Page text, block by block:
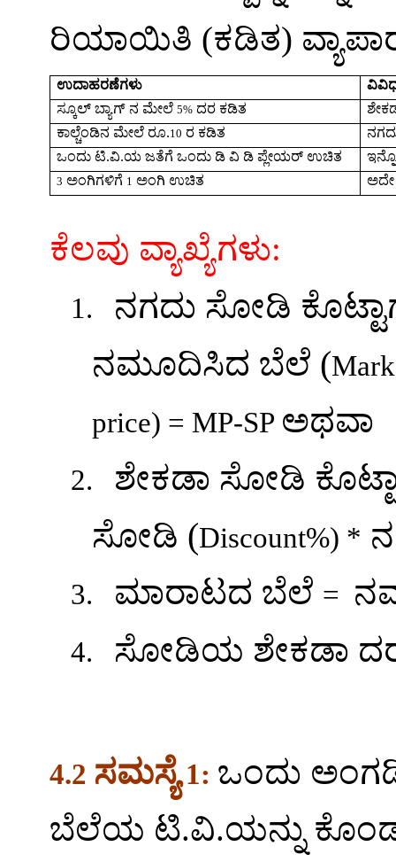
ರಿಯಾಯಿತಿ (ಕಡಿತ)
ಉದಾಹರಣೆಗಳು
ವಿವಿಧ
ಸ್ಕೂಲ್ ಬ್ಯಾಗ್ ನ ಮೇಲೆ5% ದರ ಕಡಿತ
ಕಾಲ್ಚೆಂಡಿನ ಮೇಲೆ ರೂ.10 ರ ಕಡಿತ
ಒಂದು ಟಿ.ವಿ.ಯ ಜತೆಗೆ ಒಂದು ಡಿ ವಿ ಡಿ ಪ್ಲೇಯರ್ ಉಚಿತ
3 ಅಂಗಿಗಳಿಗೆ 1 ಅಂಗಿ ಉಚಿತ
ಕೆಲವು ವ್ಯಾಖ್ಯೆಗಳು:
1.
ನಗದು ಸೋಡಿ
ನಮೂದಿಸಿದ ಬೆಲೆ (
price) = MP-SP ಅಥವಾ
2.
ಶೇಕಡಾ ಸೋಡಿ
ಸೋಡಿ (Discount%) *
3. ಮಾರಾಟದ ಬೆಲೆ =
4. ಸೋಡಿಯ ಶೇಕಡಾ
4.2 ಸಮಸ್ಯೆ 1: ಒಂದು
ಬೆಲೆಯ ಟಿ.ವಿ.ಯನ್ನು